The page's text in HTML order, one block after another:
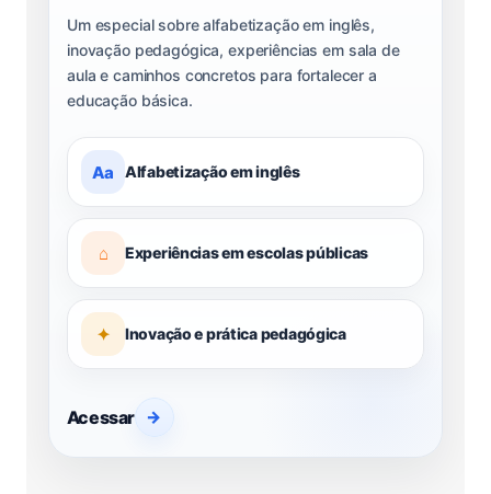
Um especial sobre alfabetização em inglês,
inovação pedagógica, experiências em sala de
aula e caminhos concretos para fortalecer a
educação básica.
Aa Alfabetização em inglês
⌂ Experiências em escolas públicas
✦ Inovação e prática pedagógica
Acessar →